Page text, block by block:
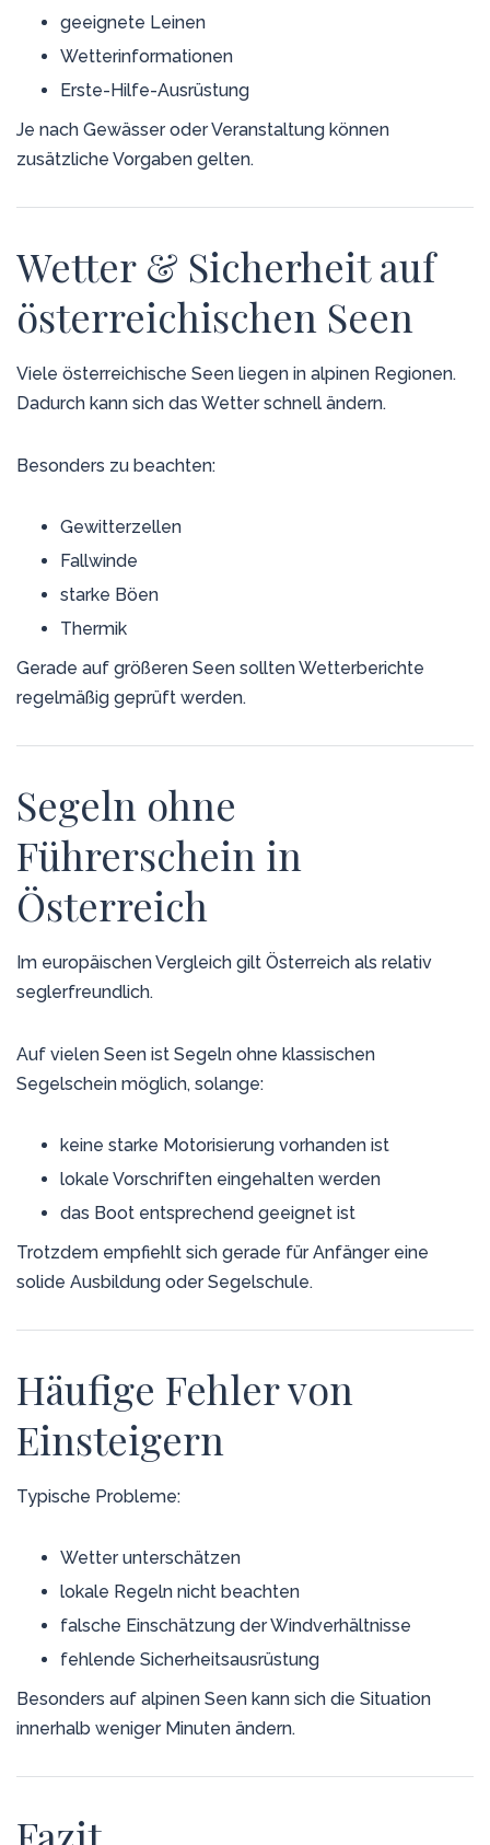
geeignete Leinen
Wetterinformationen
Erste-Hilfe-Ausrüstung
Je nach Gewässer oder Veranstaltung können
zusätzliche Vorgaben gelten.
Wetter & Sicherheit auf
österreichischen Seen
Viele österreichische Seen liegen in alpinen Regionen.
Dadurch kann sich das Wetter schnell ändern.
Besonders zu beachten:
Gewitterzellen
Fallwinde
starke Böen
Thermik
Gerade auf größeren Seen sollten Wetterberichte
regelmäßig geprüft werden.
Segeln ohne
Führerschein in
Österreich
Im europäischen Vergleich gilt Österreich als relativ
seglerfreundlich.
Auf vielen Seen ist Segeln ohne klassischen
Segelschein möglich, solange:
keine starke Motorisierung vorhanden ist
lokale Vorschriften eingehalten werden
das Boot entsprechend geeignet ist
Trotzdem empfiehlt sich gerade für Anfänger eine
solide Ausbildung oder Segelschule.
Häufige Fehler von
Einsteigern
Typische Probleme:
Wetter unterschätzen
lokale Regeln nicht beachten
falsche Einschätzung der Windverhältnisse
fehlende Sicherheitsausrüstung
Besonders auf alpinen Seen kann sich die Situation
innerhalb weniger Minuten ändern.